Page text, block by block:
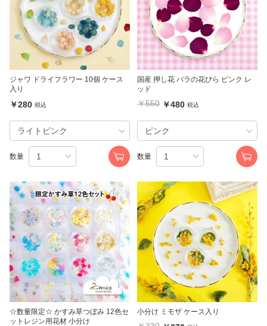
ジャワ ドライフラワー 10個 ケース
入り
￥280 税込
数量
国産 押し花 バラの花びら ピンク レ
ッド
￥550 ￥480 税込
数量
☆数量限定☆ かすみ草つぼみ 12色セ
ットレジン用花材 小分け
小分け ミモザ ケース入り